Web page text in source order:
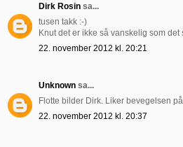
Dirk Rosin sa...
tusen takk :-)
Knut det er ikke så vanskelig som det
22. november 2012 kl. 20:21
Unknown sa...
Flotte bilder Dirk. Liker bevegelsen
22. november 2012 kl. 20:37